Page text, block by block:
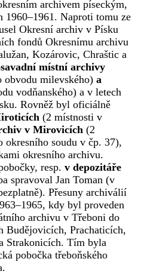
archivem píseckým,
1960–1961. Naproti tomu ze
Okresní archiv v Písku
fondů Okresnímu archivu
Kozárovic, Chraštic a
místní archivy
obvodu milevského) a
vodňanského) a v letech
Rovněž byl oficiálně
(2 místnosti v
v Mirovicích (2
okresního soudu v čp. 37),
okresního archivu.
resp. v depozitáře
spravoval Jan Toman (v
Přesuny archiválií
kdy byl proveden
archivu v Třeboni do
Budějovicích, Prachaticích,
Strakonicích. Tím byla
pobočka třeboňského